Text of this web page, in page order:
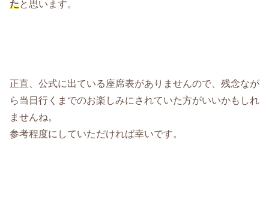
たと思います。
正直、公式に出ている座席表がありませんので、残念なが
ら当日行くまでのお楽しみにされていた方がいいかもしれ
ませんね。
参考程度にしていただければ幸いです。